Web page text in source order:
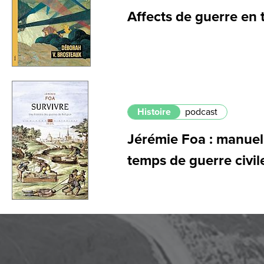
Affects de guerre en
Histoire podcast
Jérémie Foa :
temps de guerre